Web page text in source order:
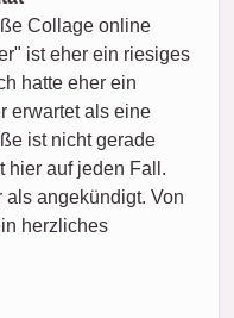
Collage online
ist eher ein riesiges
hatte eher ein
erwartet als eine
ist nicht gerade
hier auf jeden Fall.
angekündigt. Von
herzliches